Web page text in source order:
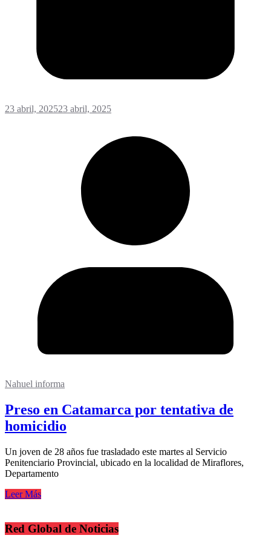
23 abril, 202523 abril, 2025
Nahuel informa
Preso en Catamarca por tentativa de
homicidio
Un joven de 28 años fue trasladado este martes al Servicio
Penitenciario Provincial, ubicado en la localidad de Miraflores,
Departamento
Leer Más
Red Global de Noticias